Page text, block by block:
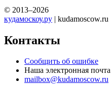
© 2013–2026
кудамоскоу.ру | kudamoscow.ru
Контакты
Сообщить об ошибке
Наша электронная почта
mailbox@kudamoscow.ru